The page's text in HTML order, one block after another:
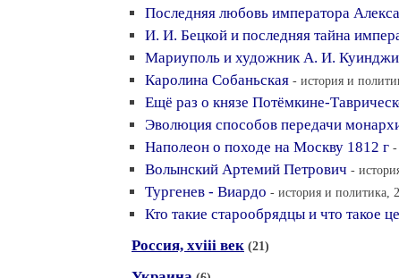
Последняя любовь императора
И. И. Бецкой и последняя тайна
Мариуполь и художник А. И. Куинджи
Каролина Собаньская - история и
Ещё раз о князе Потёмкине-
Эволюция способов передачи
Наполеон о походе на Москву 1812 г -
Волынский Артемий Петрович -
Тургенев - Виардо - история и политика,
Кто такие старообрядцы и что такое
Россия, xviii век (21)